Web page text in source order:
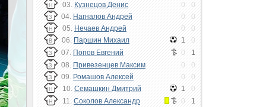
Н 03. Кузнецов Денис 0 0
З 04. Нагналов Андрей 0 0
Н 05. Нечаев Андрей 0 0
В 06. Паршин Михаил 1 0
З 07. Попов Евгений 0 1
З 08. Привезенцев Максим 0 0
З 09. Ромашов Алексей 0 0
Н 10. Семашкин Дмитрий 1 0
Н 11. Соколов Александр 0 1